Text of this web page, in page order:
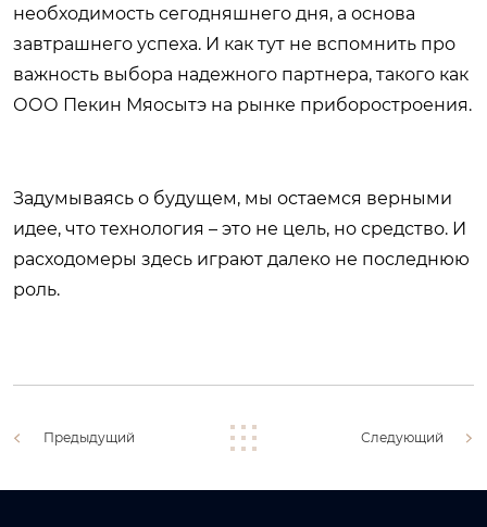
необходимость сегодняшнего дня, а основа
завтрашнего успеха. И как тут не вспомнить про
важность выбора надежного партнера, такого как
ООО Пекин Мяосытэ на рынке приборостроения.
Задумываясь о будущем, мы остаемся верными
идее, что технология – это не цель, но средство. И
расходомеры здесь играют далеко не последнюю
роль.
Предыдущий Следующий